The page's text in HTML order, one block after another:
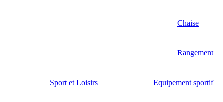
Chaise
Rangement
Sport et Loisirs Equipement sportif